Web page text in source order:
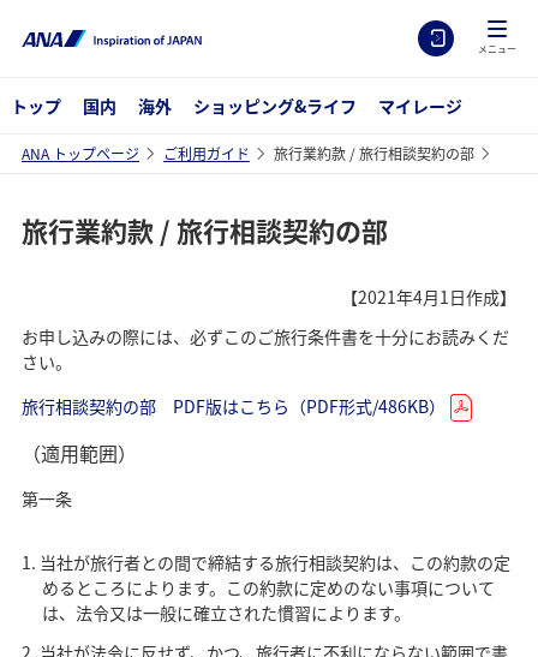
メニュー
トップ 国内 海外 ショッピング&ライフ マイレージ
ANA トップページ ご利用ガイド 旅行業約款 / 旅行相談契約の部
旅行業約款 / 旅行相談契約の部
【2021年4月1日作成】
お申し込みの際には、必ずこのご旅行条件書を十分にお読みくだ
さい。
旅行相談契約の部 PDF版はこちら（PDF形式/486KB）
（適用範囲）
第一条
当社が旅行者との間で締結する旅行相談契約は、この約款の定
めるところによります。この約款に定めのない事項について
は、法令又は一般に確立された慣習によります。
当社が法令に反せず、かつ、旅行者に不利にならない範囲で書